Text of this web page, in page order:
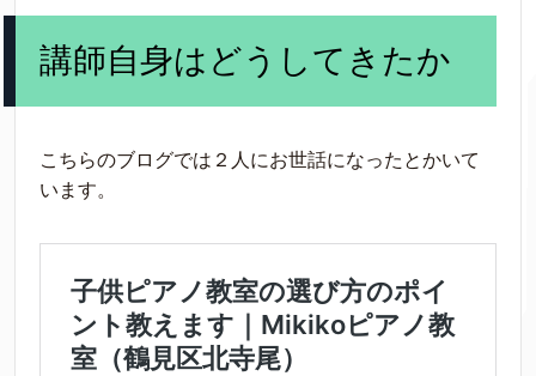
講師自身はどうしてきたか
こちらのブログでは２人にお世話になったとかいて
います。